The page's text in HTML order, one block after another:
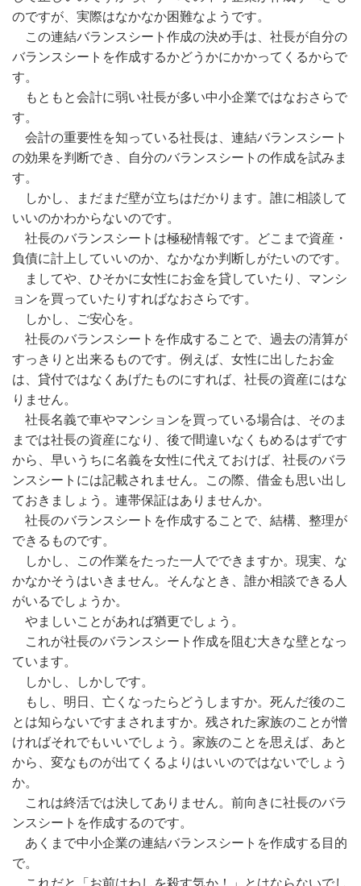
のですが、実際はなかなか困難なようです。
この連結バランスシート作成の決め手は、社長が自分の
バランスシートを作成するかどうかにかかってくるからで
す。
もともと会計に弱い社長が多い中小企業ではなおさらで
す。
会計の重要性を知っている社長は、連結バランスシート
の効果を判断でき、自分のバランスシートの作成を試みま
す。
しかし、まだまだ壁が立ちはだかります。誰に相談して
いいのかわからないのです。
社長のバランスシートは極秘情報です。どこまで資産・
負債に計上していいのか、なかなか判断しがたいのです。
ましてや、ひそかに女性にお金を貸していたり、マンシ
ョンを買っていたりすればなおさらです。
しかし、ご安心を。
社長のバランスシートを作成することで、過去の清算が
すっきりと出来るものです。例えば、女性に出したお金
は、貸付ではなくあげたものにすれば、社長の資産にはな
りません。
社長名義で車やマンションを買っている場合は、そのま
までは社長の資産になり、後で間違いなくもめるはずです
から、早いうちに名義を女性に代えておけば、社長のバラ
ンスシートには記載されません。この際、借金も思い出し
ておきましょう。連帯保証はありませんか。
社長のバランスシートを作成することで、結構、整理が
できるものです。
しかし、この作業をたった一人でできますか。現実、な
かなかそうはいきません。そんなとき、誰か相談できる人
がいるでしょうか。
やましいことがあれば猶更でしょう。
これが社長のバランスシート作成を阻む大きな壁となっ
ています。
しかし、しかしです。
もし、明日、亡くなったらどうしますか。死んだ後のこ
とは知らないですまされますか。残された家族のことが憎
ければそれでもいいでしょう。家族のことを思えば、あと
から、変なものが出てくるよりはいいのではないでしょう
か。
これは終活では決してありません。前向きに社長のバラ
ンスシートを作成するのです。
あくまで中小企業の連結バランスシートを作成する目的
で。
これだと「お前はわしを殺す気か！」とはならないでし